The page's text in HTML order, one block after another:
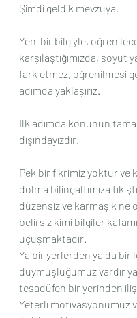
Şimdi geldik mevzuya.
Yeni bir bilgiyle,
karşılaştığımızda, soyut
fark etmez, öğrenilmesi
adımda yaklaşırız.
İlk adımda konunun
dışındayızdır.
Pek bir fikrimiz yoktur ve
dolma bilinçaltımıza
düzensiz ve karmaşık ne
belirsiz kimi bilgiler
uçuşmaktadır.
Ya bir yerlerden ya da
duymuşluğumuz vardır
tesadüfen bir yerinden
Yeterli motivasyonumuz